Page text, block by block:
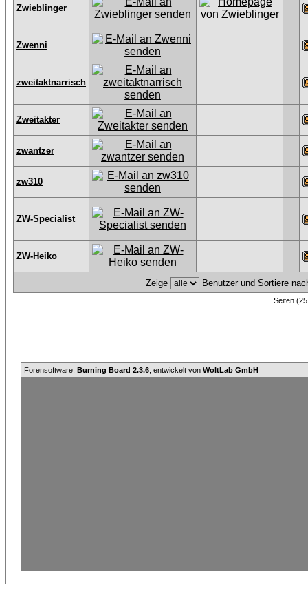
Zwieblinger
Zwenni
zweitaktnarrisch
Zweitakter
zwantzer
zw310
ZW-Specialist
ZW-Heiko
Zeige Benutzer und Sortiere
Seiten
Forensoftware: Burning Board 2.3.6 , entwickelt von WoltLab GmbH